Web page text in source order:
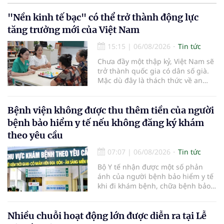
"Nền kinh tế bạc" có thể trở thành động lực
tăng trưởng mới của Việt Nam
15:15 | 06/08/2026
Tin tức
Chưa đầy một thập kỷ, Việt Nam sẽ
trở thành quốc gia có dân số già.
Mặc dù đây là thách thức về an
có giá trị hàng tỷ USD.
Bệnh viện không được thu thêm tiền của người
bệnh bảo hiểm y tế nếu không đăng ký khám
theo yêu cầu
07:07 | 06/08/2026
Tin tức
Bộ Y tế nhận được một số phản
ánh của người bệnh bảo hiểm y tế
khi đi khám bệnh, chữa bệnh bảo
bệnh, chữa bệnh theo yêu cầu
Nhiều chuỗi hoạt động lớn được diễn ra tại Lễ